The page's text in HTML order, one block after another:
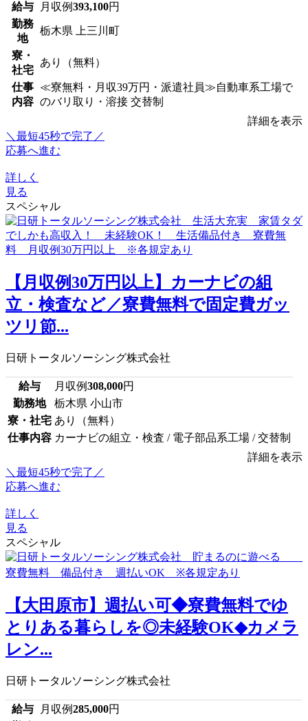
給与 月収例393,100円
勤務
地
栃木県 上三川町
寮・
社宅
あり（無料）
仕事
内容
≪寮無料・月収39万円・派遣社員≫自動車系工場で
のバリ取り・溶接 交替制
詳細を表示
＼最短45秒で完了／
応募へ進む
詳しく
見る
スペシャル
【月収例30万円以上】カーナビの組
立・検査など／寮費無料で固定費ガッ
ツリ節...
日研トータルソーシング株式会社
給与 月収例308,000円
勤務地
栃木県 小山市
寮・社宅 あり（無料）
仕事内容 カーナビの組立・検査 / 電子部品系工場 / 交替制
詳細を表示
＼最短45秒で完了／
応募へ進む
詳しく
見る
スペシャル
【大田原市】週払い可◆寮費無料でゆ
とりある暮らしを◎未経験OK◆カメラ
レン...
日研トータルソーシング株式会社
給与 月収例285,000円